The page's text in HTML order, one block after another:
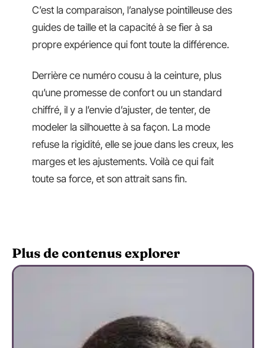
C’est la comparaison, l’analyse pointilleuse des
guides de taille et la capacité à se fier à sa
propre expérience qui font toute la différence.
Derrière ce numéro cousu à la ceinture, plus
qu’une promesse de confort ou un standard
chiffré, il y a l’envie d’ajuster, de tenter, de
modeler la silhouette à sa façon. La mode
refuse la rigidité, elle se joue dans les creux, les
marges et les ajustements. Voilà ce qui fait
toute sa force, et son attrait sans fin.
Plus de contenus explorer